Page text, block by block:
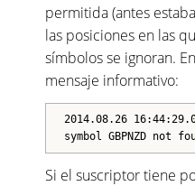
permitida (antes
las posiciones en las
símbolos se ignoran.
mensaje informativo:
2014.08.26
symbol GBPNZD not
Si el suscriptor tiene